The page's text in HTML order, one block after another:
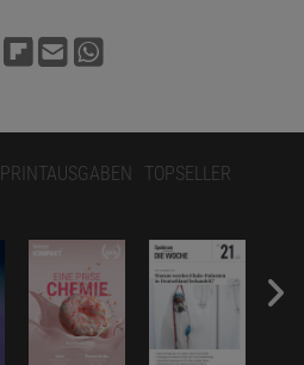
PRINTAUSGABEN TOPSELLER